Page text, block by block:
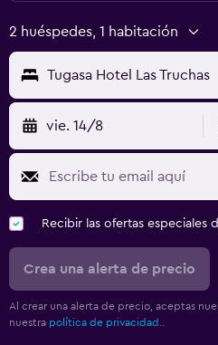
2 huéspedes, 1 habitación
Tugasa Hotel Las Truchas
vie. 14/8
Recibir las ofertas especiales
Crea una alerta de precio
Al crear una alerta de precio, aceptas
nuestra política de privacidad.